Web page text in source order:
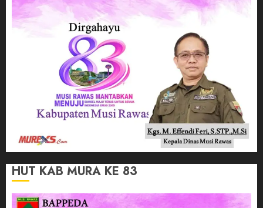
HUT KAB MURA KE 83